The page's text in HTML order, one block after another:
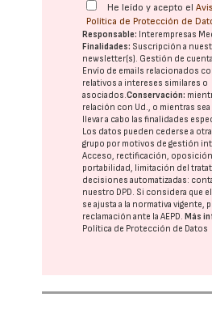
He leído y acepto el
Política de Protección de
Responsable: Interempresas
Finalidades: Suscripción a
newsletter(s). Gestión de
Envío de emails relacionados
relativos a intereses similares o
asociados.Conservación:
relación con Ud., o mientras sea
llevar a cabo las finalidades
Los datos pueden cederse a
grupo por motivos de gestión
Acceso, rectificación,
portabilidad, limitación del
decisiones automatizadas:
nuestro DPD. Si considera que
se ajusta a la normativa vigente,
reclamación ante laAEPD.Más
Política de Protección de Datos